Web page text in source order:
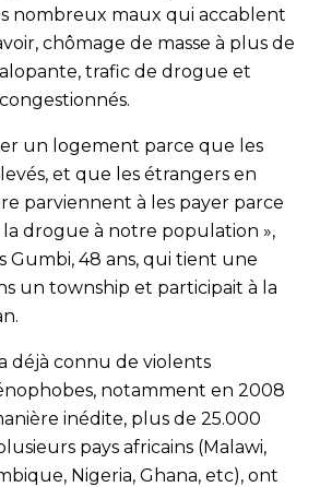
nombreux maux qui accablent
chômage de masse à plus de
trafic de drogue et
un logement parce que les
et que les étrangers en
parviennent à les payer parce
la drogue à notre population »,
Gumbi, 48 ans, qui tient une
un township et participait à la
déjà connu de violents
notamment en 2008
inédite, plus de 25.000
pays africains (Malawi,
Nigeria, Ghana, etc), ont